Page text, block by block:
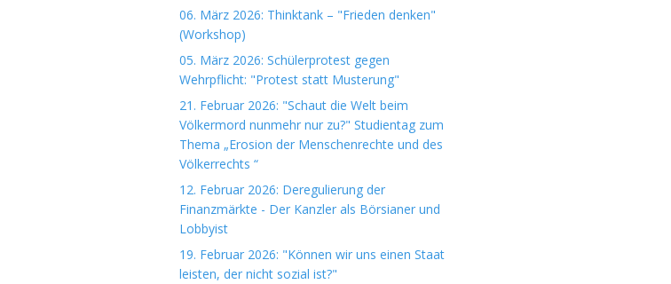
06. März 2026: Thinktank – "Frieden denken"
(Workshop)
05. März 2026: Schülerprotest gegen
Wehrpflicht: "Protest statt Musterung"
21. Februar 2026: "Schaut die Welt beim
Völkermord nunmehr nur zu?" Studientag zum
Thema „Erosion der Menschenrechte und des
Völkerrechts “
12. Februar 2026: Deregulierung der
Finanzmärkte - Der Kanzler als Börsianer und
Lobbyist
19. Februar 2026: "Können wir uns einen Staat
leisten, der nicht sozial ist?"